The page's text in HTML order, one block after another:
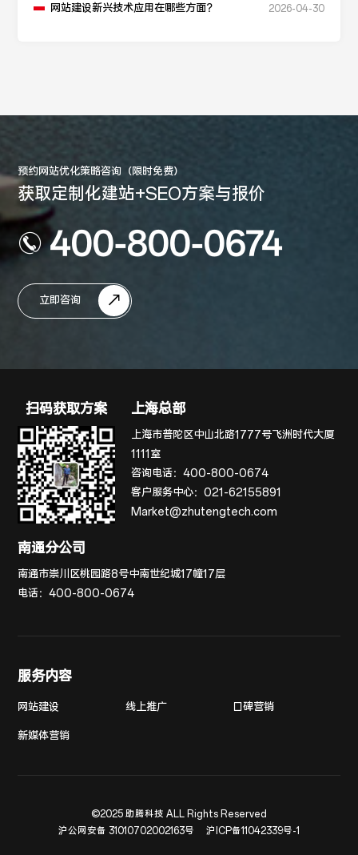
网站建设新兴技术应用在哪些方面？ 2026-04-30
预约网站优化策略咨询（限时免费）
获取定制化建站+SEO方案与报价
400-800-0674
立即咨询
扫码获取方案 上海总部
上海市普陀区中山北路1777号飞洲时代大厦
1111室
咨询电话：400-800-0674
客户服务中心：021-62155891
Market@zhutengtech.com
南通分公司
南通市崇川区桃园路8号中南世纪城17幢17层
电话：400-800-0674
服务内容
网站建设 线上推广 口碑营销
新媒体营销
©2025 助腾科技 ALL Rights Reserved
沪公网安备 31010702002163号
沪ICP备11042339号-1